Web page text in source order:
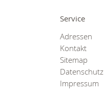
Service
Adressen
Kontakt
Sitemap
Datenschutz
Impressum